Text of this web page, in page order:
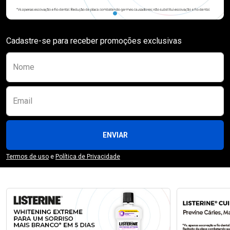
Cadastre-se para receber promoções exclusivas
Nome
Email
ENVIAR
Termos de uso e Política de Privacidade